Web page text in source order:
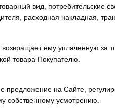
вид, потребительские
расходная накладная,
ему уплаченную за
товара Покупателю.
предложение на Сайте,
собственному усмотрению.